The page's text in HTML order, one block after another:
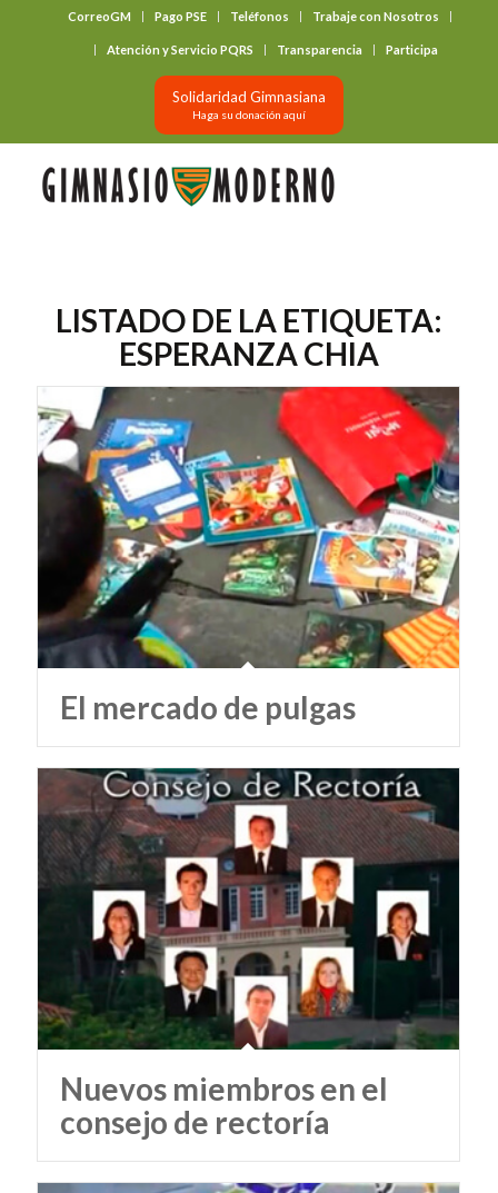
CorreoGM Pago PSE Teléfonos Trabaje con Nosotros
Atención y Servicio PQRS Transparencia Participa
Solidaridad Gimnasiana
Haga su donación aquí
LISTADO DE LA ETIQUETA:
ESPERANZA CHIA
El mercado de pulgas
Nuevos miembros en el
consejo de rectoría